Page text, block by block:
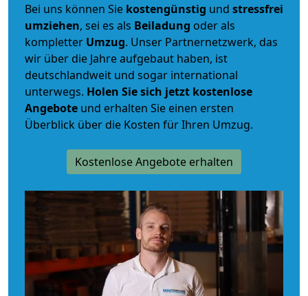
Bei uns können Sie kostengünstig und stressfrei
umziehen, sei es als Beiladung oder als
kompletter Umzug. Unser Partnernetzwerk, das
wir über die Jahre aufgebaut haben, ist
deutschlandweit und sogar international
unterwegs. Holen Sie sich jetzt kostenlose
Angebote und erhalten Sie einen ersten
Überblick über die Kosten für Ihren Umzug.
Kostenlose Angebote erhalten